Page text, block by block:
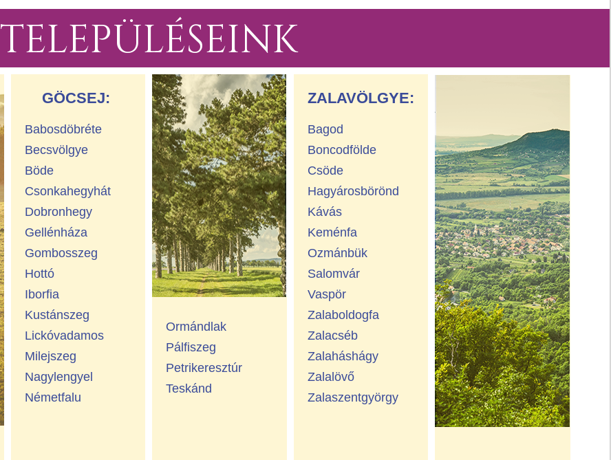
TELEPÜLÉSEINK
GÖCSEJ:
Babosdöbréte
Becsvölgye
Böde
Csonkahegyhát
Dobronhegy
Gellénháza
Gombosszeg
Hottó
Iborfia
Kustánszeg
Lickóvadamos
Milejszeg
Nagylengyel
Németfalu
Ormándlak
Pálfiszeg
Petrikeresztúr
Teskánd
ZALAVÖLGYE:
Bagod
Boncodfölde
Csöde
Hagyárosbörönd
Kávás
Keménfa
Ozmánbük
Salomvár
Vaspör
Zalaboldogfa
Zalacséb
Zalaháshágy
Zalalövő
Zalaszentgyörgy